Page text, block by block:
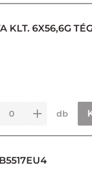
KLT. 6X56,6G
db